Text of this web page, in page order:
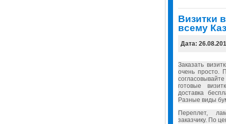
Визитки
всему
Дата:
Заказать
очень просто.
готовые
доставка
Разные виды
Переплет,
заказчику. По